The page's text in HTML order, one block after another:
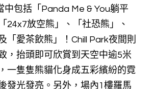
中包括「Panda Me & You躺平
24x7放空熊」、「社恐熊」、
「愛茶飲熊」！Chill Park夜間則
，抬頭即可欣賞到天空中逾5米
一隻隻熊貓化身成五彩繽紛的霓
發光發亮。另外，場內1樓羅馬